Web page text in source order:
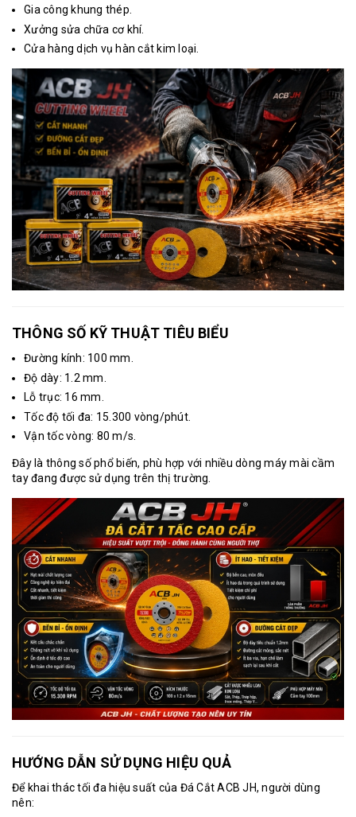
Gia công khung thép.
Xưởng sửa chữa cơ khí.
Cửa hàng dịch vụ hàn cắt kim loại.
THÔNG SỐ KỸ THUẬT TIÊU BIỂU
Đường kính: 100 mm.
Độ dày: 1.2 mm.
Lỗ trục: 16 mm.
Tốc độ tối đa: 15.300 vòng/phút.
Vận tốc vòng: 80 m/s.
Đây là thông số phổ biến, phù hợp với nhiều dòng máy mài cầm
tay đang được sử dụng trên thị trường.
HƯỚNG DẪN SỬ DỤNG HIỆU QUẢ
Để khai thác tối đa hiệu suất của Đá Cắt ACB JH, người dùng
nên: